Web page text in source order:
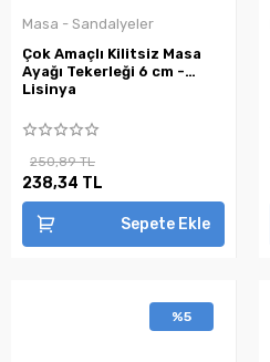
Masa - Sandalyeler
Çok Amaçlı Kilitsiz Masa
Ayağı Tekerleği 6 cm -
Lisinya
250,89 TL
238,34 TL
Sepete Ekle
%5